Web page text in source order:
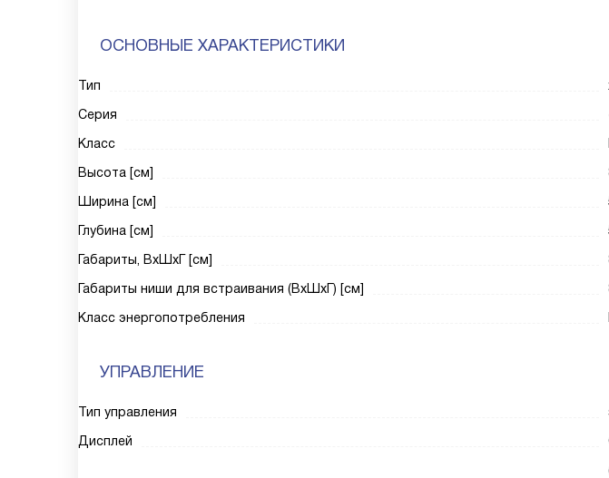
ОСНОВНЫЕ ХАРАКТЕРИСТИКИ
Тип
Серия
Класс
Высота [см]
Ширина [см]
Глубина [см]
Габариты, ВxШxГ [см]
Габариты ниши для встраивания (ВxШxГ) [см]
Класс энергопотребления
УПРАВЛЕНИЕ
Тип управления
Дисплей